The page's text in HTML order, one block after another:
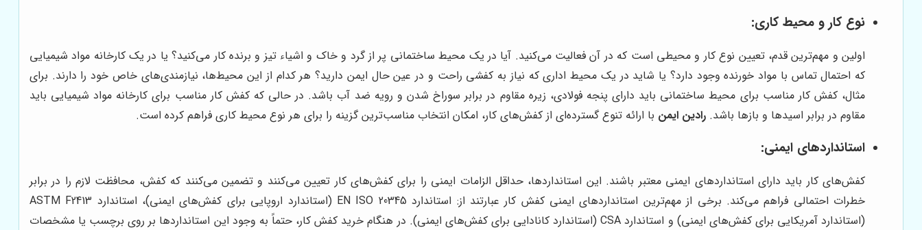
نوع کار و محیط کاری:
اولین و مهم‌ترین قدم، تعیین نوع کار و محیطی است که در آن فعالیت می‌کنید. آیا در یک محیط ساختمانی پر از گرد و خاک و اشیاء تیز و برنده کار می‌کنید؟ یا در یک کارخانه مواد شیمیایی
که احتمال تماس با مواد خورنده وجود دارد؟ یا شاید در یک محیط اداری که نیاز به کفشی راحت و در عین حال ایمن دارید؟ هر کدام از این محیط‌ها، نیازمندی‌های خاص خود را دارند. برای
مثال، کفش کار مناسب برای محیط ساختمانی باید دارای پنجه فولادی، زیره مقاوم در برابر سوراخ شدن و رویه ضد آب باشد. در حالی که کفش کار مناسب برای کارخانه مواد شیمیایی باید
مقاوم در برابر اسیدها و بازها باشد. رادین ایمن با ارائه تنوع گسترده‌ای از کفش‌های کار، امکان انتخاب مناسب‌ترین گزینه را برای هر نوع محیط کاری فراهم کرده است.
استانداردهای ایمنی:
کفش‌های کار باید دارای استانداردهای ایمنی معتبر باشند. این استانداردها، حداقل الزامات ایمنی را برای کفش‌های کار تعیین می‌کنند و تضمین می‌کنند که کفش، محافظت لازم را در برابر
خطرات احتمالی فراهم می‌کند. برخی از مهم‌ترین استانداردهای ایمنی کفش کار عبارتند از: استاندارد EN ISO 20345 (استاندارد اروپایی برای کفش‌های ایمنی)، استاندارد ASTM F2413
(استاندارد آمریکایی برای کفش‌های ایمنی) و استاندارد CSA (استاندارد کانادایی برای کفش‌های ایمنی). در هنگام خرید کفش کار، حتماً به وجود این استانداردها بر روی برچسب یا مشخصات